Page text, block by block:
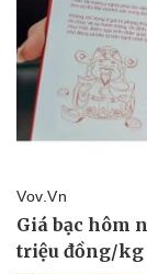
Pháp luật
Vụ án
Tin nóng